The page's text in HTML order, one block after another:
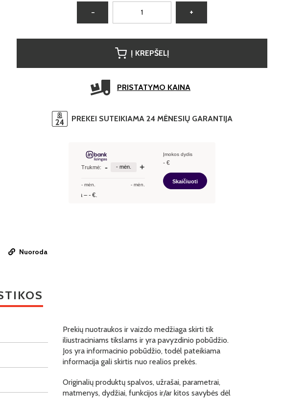
− +
Į KREPŠELĮ
PRISTATYMO KAINA
PREKEI SUTEIKIAMA 24 MĖNESIŲ GARANTIJA
Nuoroda
Prekių nuotraukos ir vaizdo medžiaga skirti tik
iliustraciniams tikslams ir yra pavyzdinio pobūdžio.
Jos yra informacinio pobūdžio, todėl pateikiama
informacija gali skirtis nuo realios prekės.
Originalių produktų spalvos, užrašai, parametrai,
matmenys, dydžiai, funkcijos ir/ar kitos savybės dėl